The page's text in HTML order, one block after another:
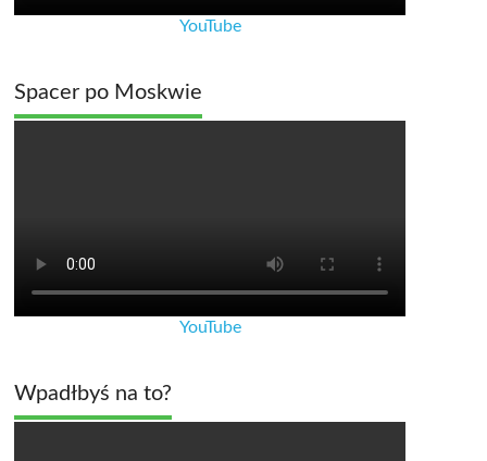
YouTube
Spacer po Moskwie
YouTube
Wpadłbyś na to?